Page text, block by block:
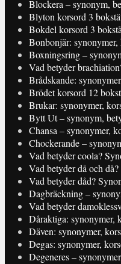
Blockera – synonym,
Blyton korsord 3
Bokdel korsord 3
Bonbonjär:
Boxningsring –
Vad betyder
Brådskande:
Brödet korsord 12
Brukar: synonymer,
Bytt Ut – synonym,
Chansa – synonymer,
Chockerande –
Vad betyder coola?
Vad betyder då och
Vad betyder dåd?
Dagbräckning –
Vad betyder
Dåraktiga: synonymer,
Däven: synonymer,
Degas: synonymer,
Degeneres –